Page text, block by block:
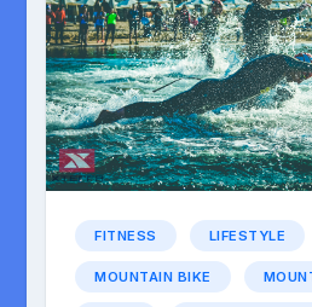
FITNESS LIFESTYLE
MOUNTAIN BIKE